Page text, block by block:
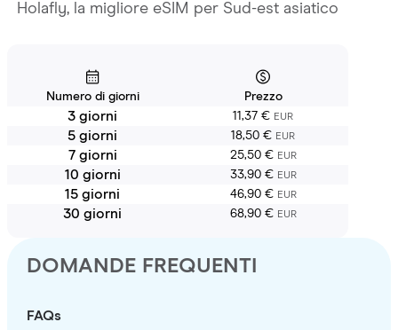
Holafly, la migliore eSIM per Sud-est asiatico
Numero di giorni Prezzo
3 giorni 11,37 € EUR
5 giorni 18,50 € EUR
7 giorni 25,50 € EUR
10 giorni 33,90 € EUR
15 giorni 46,90 € EUR
30 giorni 68,90 € EUR
DOMANDE FREQUENTI
FAQs